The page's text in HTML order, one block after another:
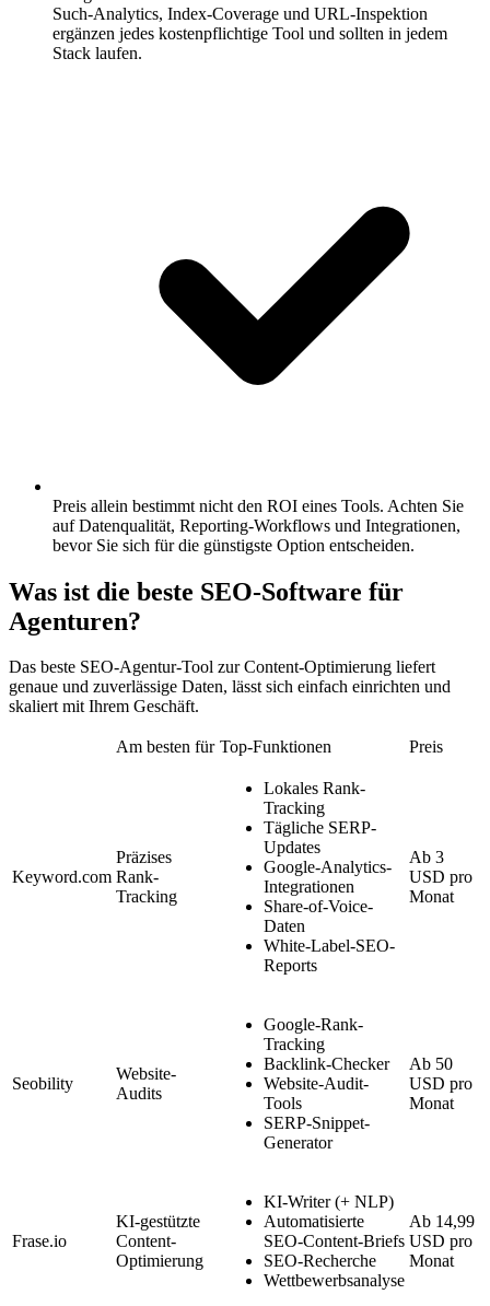
Such-Analytics, Index-Coverage und URL-Inspektion
ergänzen jedes kostenpflichtige Tool und sollten in jedem
Stack laufen.
Preis allein bestimmt nicht den ROI eines Tools. Achten Sie
auf Datenqualität, Reporting-Workflows und Integrationen,
bevor Sie sich für die günstigste Option entscheiden.
Was ist die beste SEO-Software für
Agenturen?
Das beste SEO-Agentur-Tool zur Content-Optimierung liefert
genaue und zuverlässige Daten, lässt sich einfach einrichten und
skaliert mit Ihrem Geschäft.
Am besten für Top-Funktionen Preis
Keyword.com
Präzises
Rank-
Tracking
Lokales Rank-
Tracking
Tägliche SERP-
Updates
Google-Analytics-
Integrationen
Share-of-Voice-
Daten
White-Label-SEO-
Reports
Ab 3
USD pro
Monat
Seobility
Website-
Audits
Google-Rank-
Tracking
Backlink-Checker
Website-Audit-
Tools
SERP-Snippet-
Generator
Ab 50
USD pro
Monat
Frase.io
KI-gestützte
Content-
Optimierung
KI-Writer (+ NLP)
Automatisierte
SEO-Content-Briefs
SEO-Recherche
Wettbewerbsanalyse
Ab 14,99
USD pro
Monat